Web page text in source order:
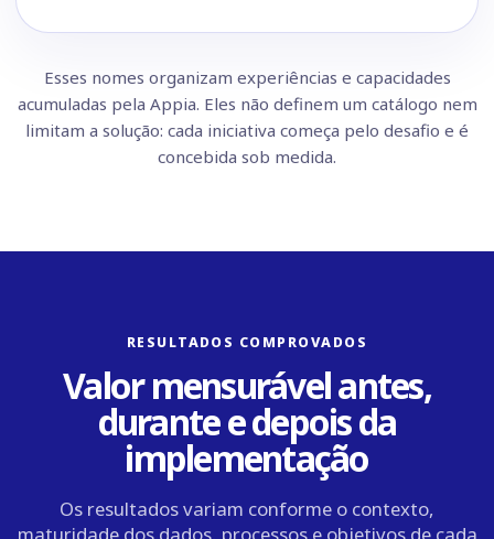
Esses nomes organizam experiências e capacidades
acumuladas pela Appia. Eles não definem um catálogo nem
limitam a solução: cada iniciativa começa pelo desafio e é
concebida sob medida.
RESULTADOS COMPROVADOS
Valor mensurável antes,
durante e depois da
implementação
Os resultados variam conforme o contexto,